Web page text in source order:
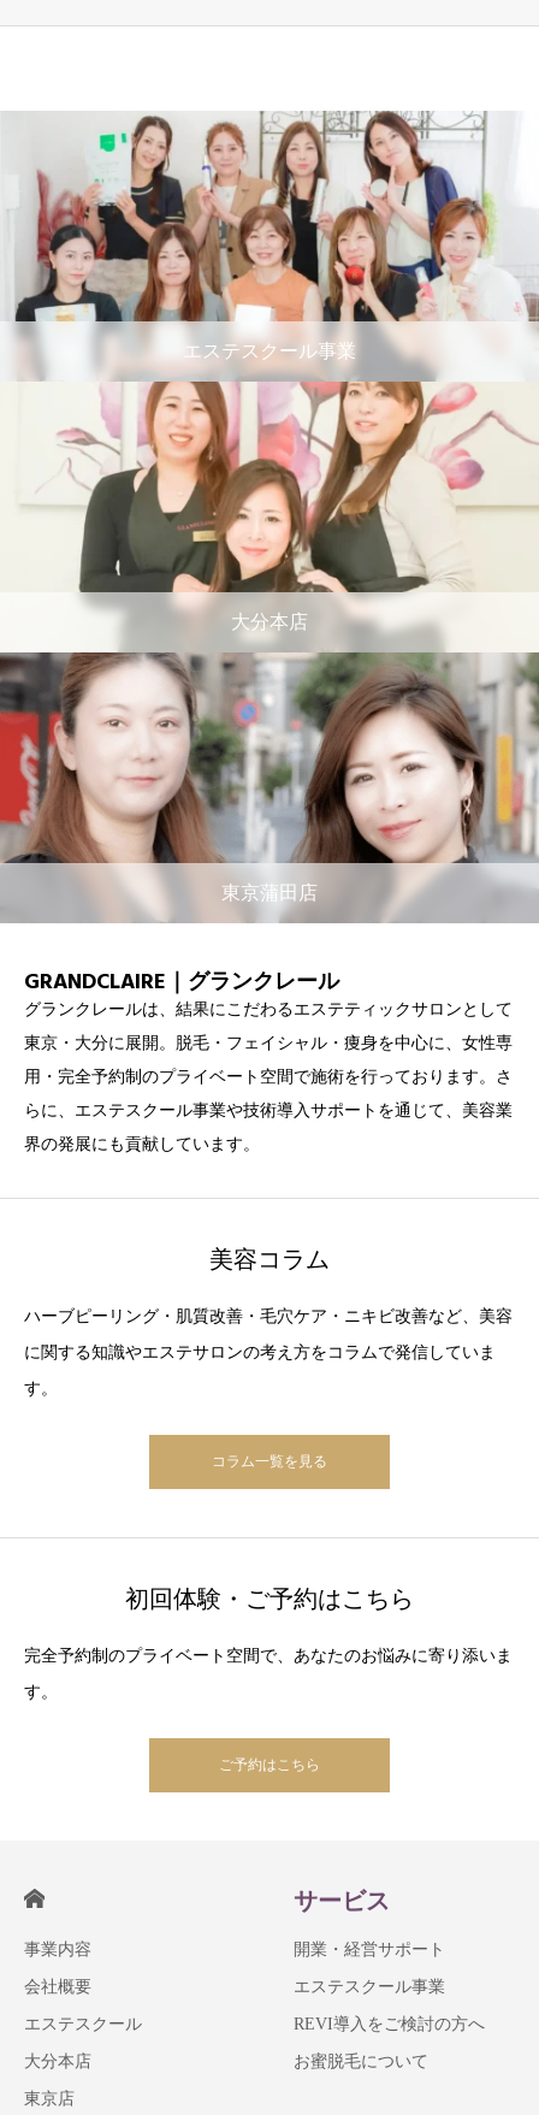
エステスクール事業
大分本店
東京蒲田店
GRANDCLAIRE｜グランクレール
グランクレールは、結果にこだわるエステティックサロンとして
東京・大分に展開。脱毛・フェイシャル・痩身を中心に、女性専
用・完全予約制のプライベート空間で施術を行っております。さ
らに、エステスクール事業や技術導入サポートを通じて、美容業
界の発展にも貢献しています。
美容コラム
ハーブピーリング・肌質改善・毛穴ケア・ニキビ改善など、美容
に関する知識やエステサロンの考え方をコラムで発信していま
す。
コラム一覧を見る
初回体験・ご予約はこちら
完全予約制のプライベート空間で、あなたのお悩みに寄り添いま
す。
ご予約はこちら
事業内容
会社概要
エステスクール
大分本店
東京店
サービス
開業・経営サポート
エステスクール事業
REVI導入をご検討の方へ
お蜜脱毛について